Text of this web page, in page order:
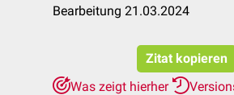
Bearbeitung 21.03.2024
Zitat kopieren
Was zeigt hierher